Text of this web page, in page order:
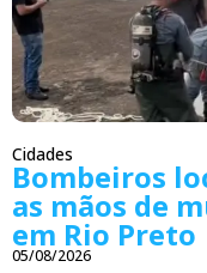
Cidades
Bombeiros
as mãos de
em Rio Preto
05/08/2026